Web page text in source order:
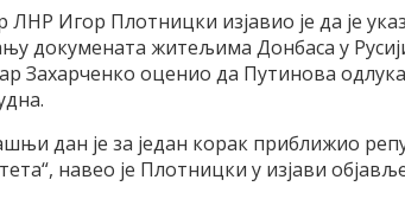
ЛНР Игор Плотницки изјавио је да је
докумената житељима Донбаса у
Захарченко оценио да Путинова
дан је за један корак приближио
навео је Плотницки у изјави